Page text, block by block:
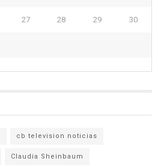
27 28 29 30
cb television noticias
Claudia Sheinbaum